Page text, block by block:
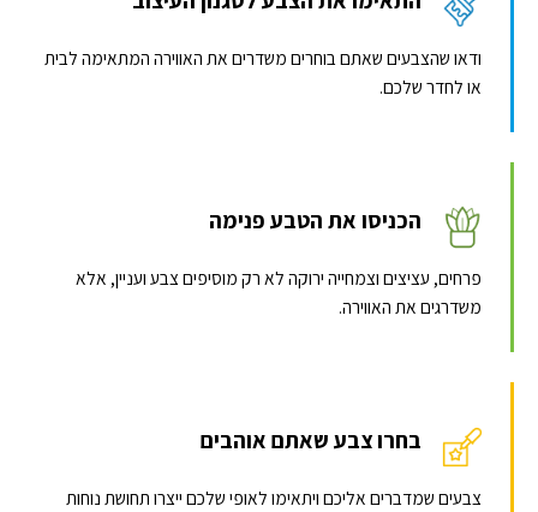
ודאו שהצבעים שאתם בוחרים משדרים את האווירה המתאימה לבית
או לחדר שלכם.
הכניסו את הטבע פנימה
פרחים, עציצים וצמחייה ירוקה לא רק מוסיפים צבע ועניין, אלא
משדרגים את האווירה.
בחרו צבע שאתם אוהבים
צבעים שמדברים אליכם ויתאימו לאופי שלכם ייצרו תחושת נוחות